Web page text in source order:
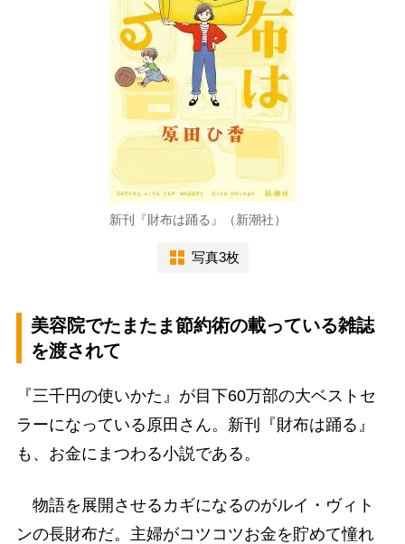
新刊『財布は踊る』（新潮社）
写真3枚
美容院でたまたま節約術の載っている雑誌
を渡されて
『三千円の使いかた』が目下60万部の大ベストセ
ラーになっている原田さん。新刊『財布は踊る』
も、お金にまつわる小説である。
物語を展開させるカギになるのがルイ・ヴィト
ンの長財布だ。主婦がコツコツお金を貯めて憧れ